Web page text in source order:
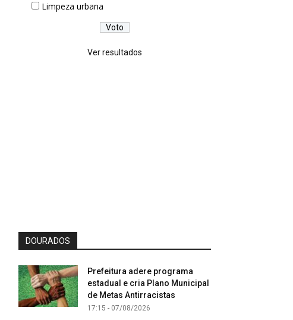
Limpeza urbana
Ver resultados
DOURADOS
Prefeitura adere programa
estadual e cria Plano Municipal
de Metas Antirracistas
17:15 - 07/08/2026